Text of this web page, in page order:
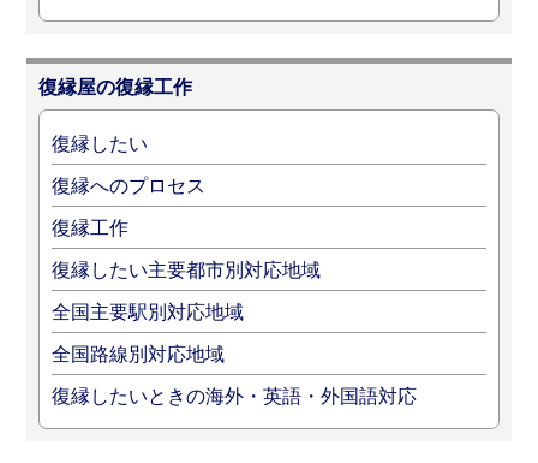
復縁屋の復縁工作
復縁したい
復縁へのプロセス
復縁工作
復縁したい主要都市別対応地域
全国主要駅別対応地域
全国路線別対応地域
復縁したいときの海外・英語・外国語対応